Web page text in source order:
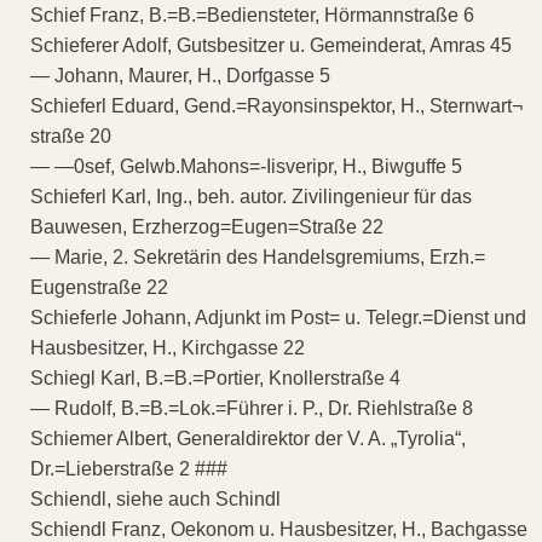
Schief Franz, B.=B.=Bediensteter, Hörmannstraße 6
Schieferer Adolf, Gutsbesitzer u. Gemeinderat, Amras 45
— Johann, Maurer, H., Dorfgasse 5
Schieferl Eduard, Gend.=Rayonsinspektor, H., Sternwart¬
straße 20
— —0sef, Gelwb.Mahons=-Iisveripr, H., Biwguffe 5
Schieferl Karl, Ing., beh. autor. Zivilingenieur für das
Bauwesen, Erzherzog=Eugen=Straße 22
— Marie, 2. Sekretärin des Handelsgremiums, Erzh.=
Eugenstraße 22
Schieferle Johann, Adjunkt im Post= u. Telegr.=Dienst und
Hausbesitzer, H., Kirchgasse 22
Schiegl Karl, B.=B.=Portier, Knollerstraße 4
— Rudolf, B.=B.=Lok.=Führer i. P., Dr. Riehlstraße 8
Schiemer Albert, Generaldirektor der V. A. „Tyrolia“,
Dr.=Lieberstraße 2 ###
Schiendl, siehe auch Schindl
Schiendl Franz, Oekonom u. Hausbesitzer, H., Bachgasse